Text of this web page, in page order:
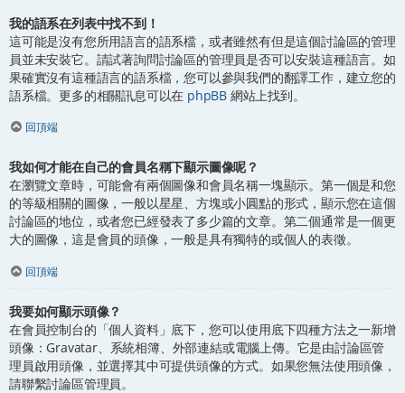
我的語系在列表中找不到！
這可能是沒有您所用語言的語系檔，或者雖然有但是這個討論區的管理
員並未安裝它。請試著詢問討論區的管理員是否可以安裝這種語言。如
果確實沒有這種語言的語系檔，您可以參與我們的翻譯工作，建立您的
語系檔。更多的相關訊息可以在 phpBB 網站上找到。
回頂端
我如何才能在自己的會員名稱下顯示圖像呢？
在瀏覽文章時，可能會有兩個圖像和會員名稱一塊顯示。第一個是和您
的等級相關的圖像，一般以星星、方塊或小圓點的形式，顯示您在這個
討論區的地位，或者您已經發表了多少篇的文章。第二個通常是一個更
大的圖像，這是會員的頭像，一般是具有獨特的或個人的表徵。
回頂端
我要如何顯示頭像？
在會員控制台的「個人資料」底下，您可以使用底下四種方法之一新增
頭像：Gravatar、系統相簿、外部連結或電腦上傳。它是由討論區管
理員啟用頭像，並選擇其中可提供頭像的方式。如果您無法使用頭像，
請聯繫討論區管理員。